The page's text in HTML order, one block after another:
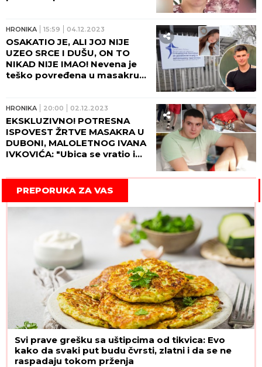
HRONIKA 15:59 04.12.2023
OSAKATIO JE, ALI JOJ NIJE
UZEO SRCE I DUŠU, ON TO
NIKAD NIJE IMAO! Nevena je
teško povređena u masakru
svojom hrabrošću!
HRONIKA 20:00 02.12.2023
EKSKLUZIVNO! POTRESNA
ISPOVEST ŽRTVE MASAKRA U
DUBONI, MALOLETNOG IVANA
IVKOVIĆA: "Ubica se vratio i
a kukaš", pa zapucao ponovo
po nama"
PREPORUKA ZA VAS
Svi prave grešku sa uštipcima od tikvica: Evo
kako da svaki put budu čvrsti, zlatni i da se ne
raspadaju tokom prženja